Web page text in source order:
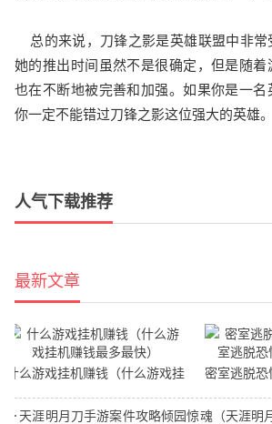
总的来说，刀锋之影是英雄联盟中非常
她的推出时间虽然不是很确定，但是随
也在不断地被完善和加强。如果你是一名
你一定不能错过刀锋之影这位强大的英雄。
人气下载推荐
最新文章
什么游戏挂机赚钱（什么游戏挂
机赚钱最多最快）
密室逃脱
脱恐怖黑暗
天涯明月刀手游案件攻略倾园惊魂（天涯明